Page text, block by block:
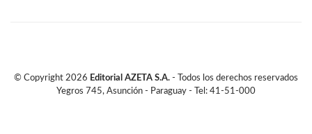
© Copyright 2026 Editorial AZETA S.A. - Todos los derechos reservados
Yegros 745, Asunción - Paraguay - Tel: 41-51-000